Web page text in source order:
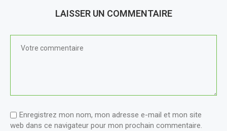
LAISSER UN COMMENTAIRE
Enregistrez mon nom, mon adresse e-mail et mon site
web dans ce navigateur pour mon prochain commentaire.